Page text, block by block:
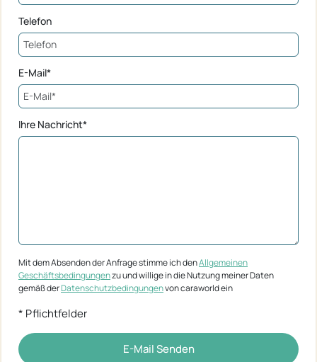
Telefon
E-Mail*
Ihre Nachricht*
Mit dem Absenden der Anfrage stimme ich denAllgemeinen
Geschäftsbedingungenzu und willige in die Nutzung meiner Daten
gemäß derDatenschutzbedingungenvon caraworld ein
* Pflichtfelder
E-Mail Senden